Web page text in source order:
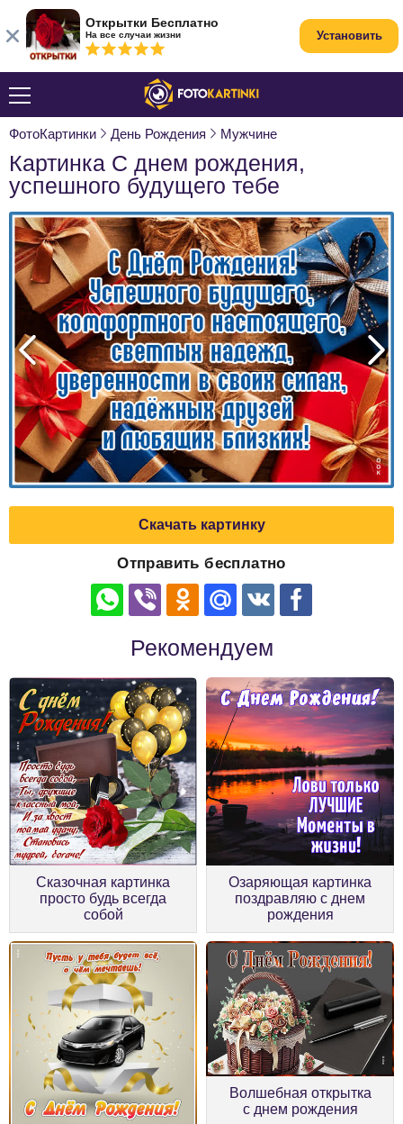
ФотоКартинки День Рождения Мужчине
Картинка С днем рождения,
успешного будущего тебе
Скачать картинку
Отправить бесплатно
Рекомендуем
Сказочная картинка
просто будь всегда
собой
Озаряющая картинка
поздравляю с днем
рождения
Волшебная открытка
с днем рождения
Открытки Бесплатно
На все случаи жизни Установить